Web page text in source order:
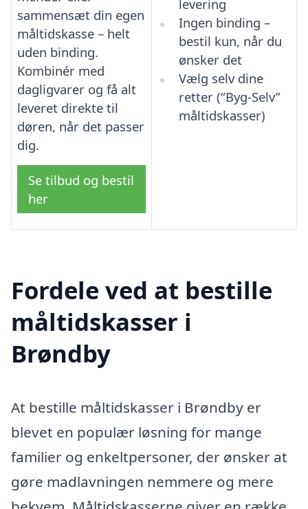
sammensæt din egen
måltidskasse – helt
uden binding.
Kombinér med
dagligvarer og få alt
leveret direkte til
døren, når det passer
dig.
Se tilbud og bestil
her
levering
Ingen binding –
bestil kun, når du
ønsker det
Vælg selv dine
retter (“Byg-Selv”
måltidskasser)
Fordele ved at bestille
måltidskasser i
Brøndby
At bestille måltidskasser i Brøndby er
blevet en populær løsning for mange
familier og enkeltpersoner, der ønsker at
gøre madlavningen nemmere og mere